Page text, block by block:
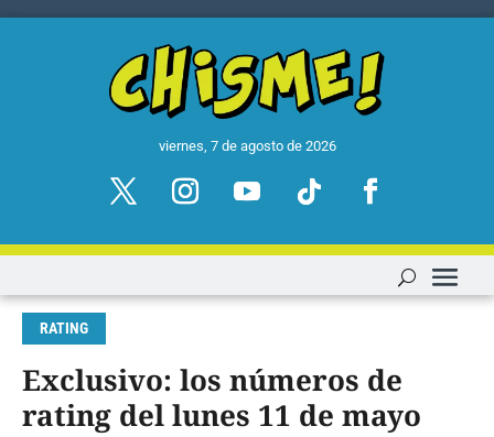
viernes, 7 de agosto de 2026
RATING
Exclusivo: los números de
rating del lunes 11 de mayo